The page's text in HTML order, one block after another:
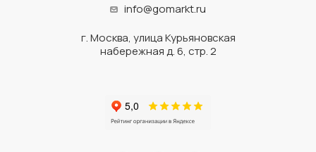
info@gomarkt.ru
г. Москва, улица Курьяновская
набережная д. 6, стр. 2